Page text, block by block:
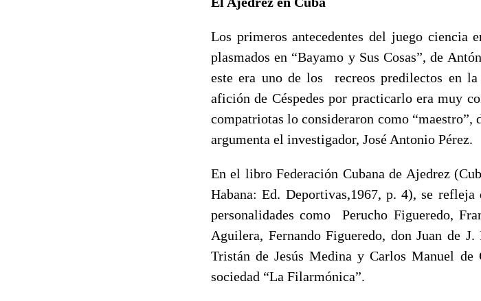
Los primeros antecedentes del juego
plasmados en “Bayamo y Sus Cosas”, de
este era uno de los recreos predilectos en
afición de Céspedes por practicarlo era muy
compatriotas lo consideraron como “maestro”,
argumenta el investigador, José Antonio Pérez.
En el libro Federación Cubana de Ajedrez
Habana: Ed. Deportivas,1967, p. 4), se
personalidades como Perucho Figueredo,
Aguilera, Fernando Figueredo, don Juan de
Tristán de Jesús Medina y Carlos Manuel de
sociedad “La Filarmónica”.